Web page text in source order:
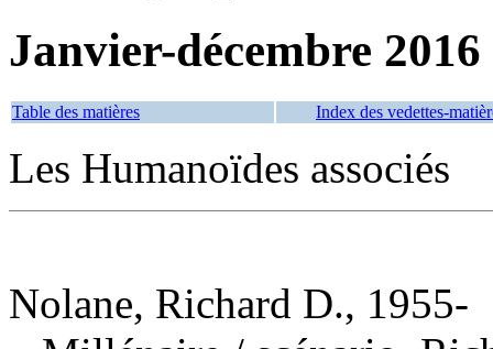
Janvier-décembre 2016
Table des matières Index des vedettes-
Les Humanoïdes associés
Nolane, Richard D., 1955-